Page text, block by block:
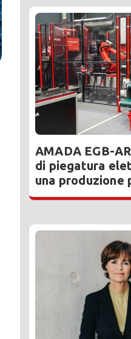
AMADA EGB-
di piegatura
una produzione